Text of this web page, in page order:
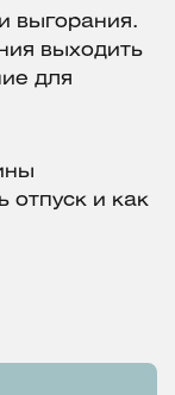
выгорания.
выходить
для
отпуск и как